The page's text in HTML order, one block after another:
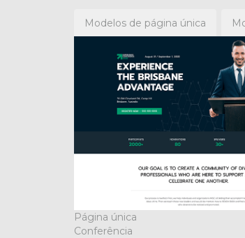
Modelos de página única
Página única
Conferência